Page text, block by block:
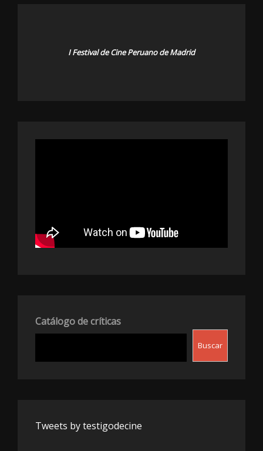
I Festival de Cine Peruano de Madrid
Catálogo de críticas
Buscar
Tweets by testigodecine